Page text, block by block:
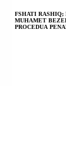
FSHATI RASHIQ;
MUHAMET
PROCEDUA